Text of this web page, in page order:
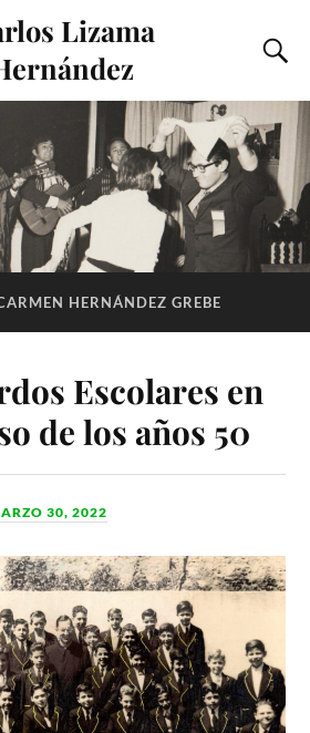
Lizama
HERNÁNDEZ GREBE
Escolares en
de los años 50
30, 2022